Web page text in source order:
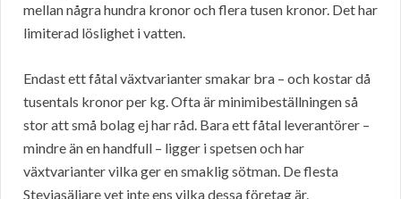
mellan några hundra kronor och flera tusen kronor. Det har
limiterad löslighet i vatten.
Endast ett fåtal växtvarianter smakar bra – och kostar då
tusentals kronor per kg. Ofta är minimibeställningen så
stor att små bolag ej har råd. Bara ett fåtal leverantörer –
mindre än en handfull – ligger i spetsen och har
växtvarianter vilka ger en smaklig sötman. De flesta
Steviasäljare vet inte ens vilka dessa företag är.